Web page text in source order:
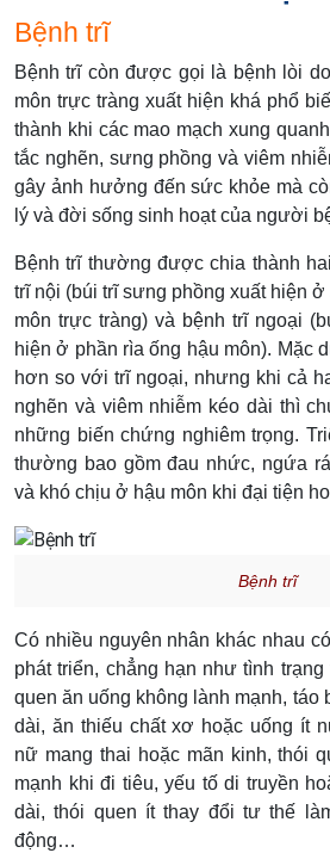
Bệnh trĩ
Bệnh trĩ còn được gọi là bệnh lòi
môn trực tràng xuất hiện khá phổ
thành khi các mao mạch xung
tắc nghẽn, sưng phồng và viêm
gây ảnh hưởng đến sức khỏe mà
lý và đời sống sinh hoạt của người
Bệnh trĩ thường được chia thành
trĩ nội (búi trĩ sưng phồng xuất hiện
môn trực tràng) và bệnh trĩ ngoại
hiện ở phần rìa ống hậu môn). Mặc
hơn so với trĩ ngoại, nhưng khi cả
nghẽn và viêm nhiễm kéo dài thì
những biến chứng nghiêm trọng.
thường bao gồm đau nhức, ngứa
và khó chịu ở hậu môn khi đại tiện
Bệnh trĩ
Có nhiều nguyên nhân khác nhau
phát triển, chẳng hạn như tình
quen ăn uống không lành mạnh, táo
dài, ăn thiếu chất xơ hoặc uống ít
nữ mang thai hoặc mãn kinh, thói
mạnh khi đi tiêu, yếu tố di truyền
dài, thói quen ít thay đổi tư thế
động…